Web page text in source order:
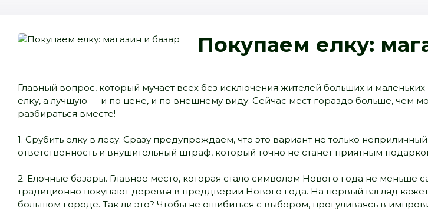
Покупаем елку:
Главный вопрос, который мучает всех без исключения жителей больших и
елку, а лучшую — и по цене, и по внешнему виду. Сейчас мест гораздо больше, чем
разбираться вместе!
1. Срубить елку в лесу. Сразу предупреждаем, что это вариант не только
ответственность и внушительный штраф, который точно не станет приятным
2. Елочные базары. Главное место, которая стало символом Нового года не
традиционно покупают деревья в преддверии Нового года. На первый взгляд
большом городе. Так ли это? Чтобы не ошибиться с выбором, прогуливаясь в